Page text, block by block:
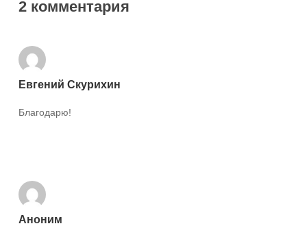
2 комментария
Евгений Скурихин
Благодарю!
Аноним